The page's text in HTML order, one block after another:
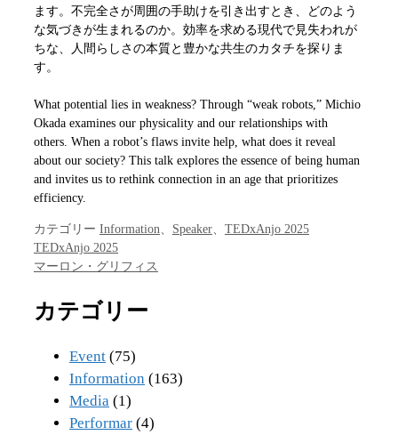
ます。不完全さが周囲の手助けを引き出すとき、どのよう
な気づきが生まれるのか。効率を求める現代で見失われが
ちな、人間らしさの本質と豊かな共生のカタチを探りま
す。
What potential lies in weakness? Through “weak robots,” Michio
Okada examines our physicality and our relationships with
others. When a robot’s flaws invite help, what does it reveal
about our society? This talk explores the essence of being human
and invites us to rethink connection in an age that prioritizes
efficiency.
カテゴリー Information Speaker
TEDxAnjo 2025
TEDxAnjo 2025
マーロン・グリフィス
カテゴリー
Event (75)
Information (163)
Media (1)
Performar (4)